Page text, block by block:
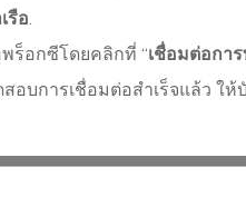
รือ.
ร็อกซีโดยคลิกที่ “เชื่อมต่อกา
สอบการเชื่อมต่อสำเร็จแล้ว